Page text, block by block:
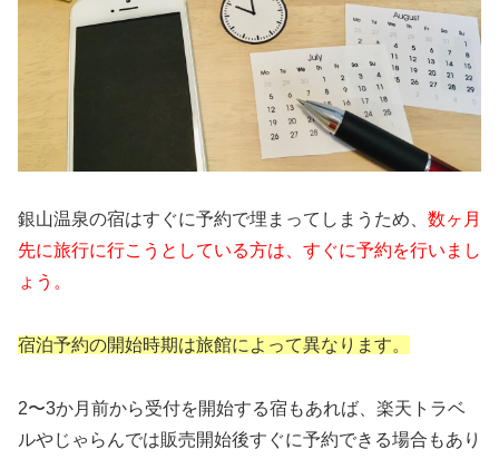
銀山温泉の宿はすぐに予約で埋まってしまうため、 数ヶ月
先に旅行に行こうとしている方は、すぐに予約を行いまし
ょう。
宿泊予約の開始時期は旅館によって異なります。
2〜3か月前から受付を開始する宿もあれば、楽天トラベ
ルやじゃらんでは販売開始後すぐに予約できる場合もあり